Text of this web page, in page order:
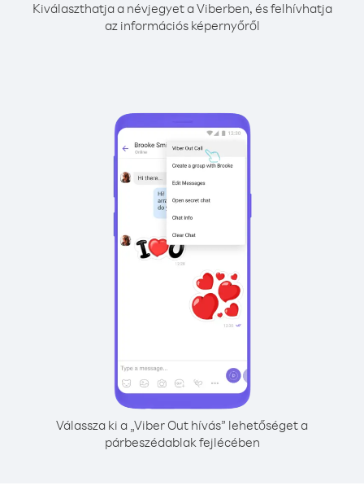
Kiválaszthatja a névjegyet a Viberben, és felhívhatja
az információs képernyőről
Válassza ki a „Viber Out hívás” lehetőséget a
párbeszédablak fejlécében